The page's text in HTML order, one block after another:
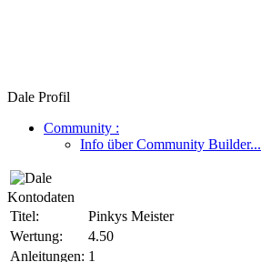
Dale Profil
Community :
Info über Community Builder...
Kontodaten
Titel:
Pinkys Meister
Wertung:
4.50
Anleitungen: 1